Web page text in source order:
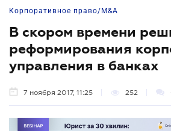
Корпоративное право/M&A
В скором времени
реформирования
управления в банках
7 ноября 2017, 11:25 252